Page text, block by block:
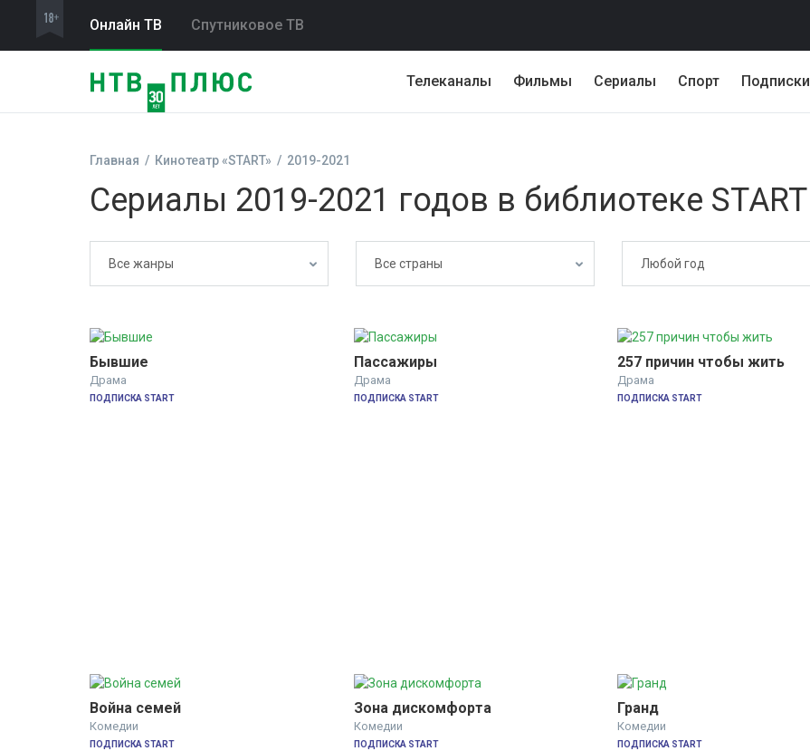
Онлайн ТВ Спутниковое ТВ
Телеканалы Фильмы Сериалы Спорт Подписки
Главная Кинотеатр «START» 2019-2021
Сериалы 2019-2021 годов в библиотеке START
Все жанры Все страны Любой год
Бывшие
Драма
ПОДПИСКА START
Пассажиры
Драма
ПОДПИСКА START
257 причин чтобы жить
Драма
ПОДПИСКА START
Война семей
Комедии
ПОДПИСКА START
Зона дискомфорта
Комедии
ПОДПИСКА START
Гранд
Комедии
ПОДПИСКА START